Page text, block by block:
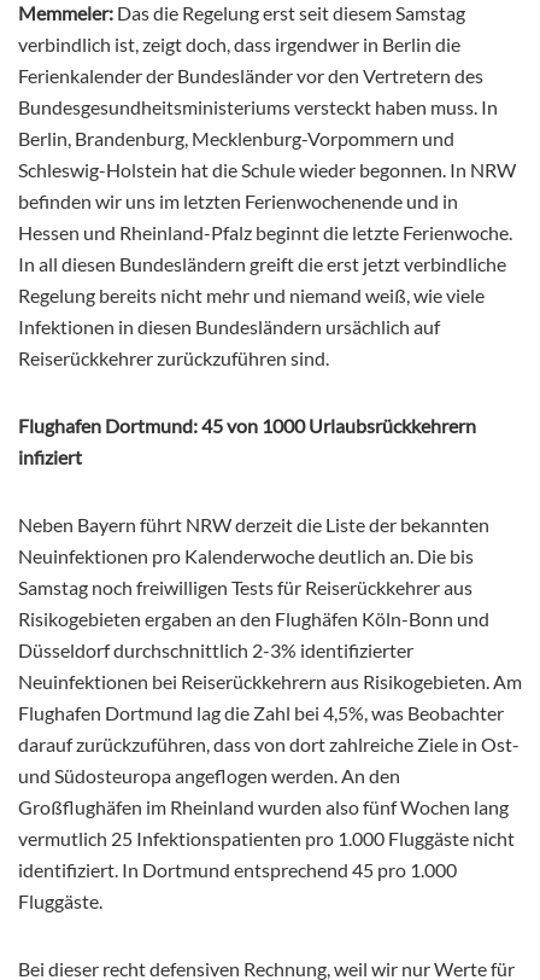
Memmeler: Das die Regelung erst seit diesem Samstag
verbindlich ist, zeigt doch, dass irgendwer in Berlin die
Ferienkalender der Bundesländer vor den Vertretern des
Bundesgesundheitsministeriums versteckt haben muss. In
Berlin, Brandenburg, Mecklenburg-Vorpommern und
Schleswig-Holstein hat die Schule wieder begonnen. In NRW
befinden wir uns im letzten Ferienwochenende und in
Hessen und Rheinland-Pfalz beginnt die letzte Ferienwoche.
In all diesen Bundesländern greift die erst jetzt verbindliche
Regelung bereits nicht mehr und niemand weiß, wie viele
Infektionen in diesen Bundesländern ursächlich auf
Reiserückkehrer zurückzuführen sind.
Flughafen Dortmund: 45 von 1000 Urlaubsrückkehrern
infiziert
Neben Bayern führt NRW derzeit die Liste der bekannten
Neuinfektionen pro Kalenderwoche deutlich an. Die bis
Samstag noch freiwilligen Tests für Reiserückkehrer aus
Risikogebieten ergaben an den Flughäfen Köln-Bonn und
Düsseldorf durchschnittlich 2-3% identifizierter
Neuinfektionen bei Reiserückkehrern aus Risikogebieten. Am
Flughafen Dortmund lag die Zahl bei 4,5%, was Beobachter
darauf zurückzuführen, dass von dort zahlreiche Ziele in Ost-
und Südosteuropa angeflogen werden. An den
Großflughäfen im Rheinland wurden also fünf Wochen lang
vermutlich 25 Infektionspatienten pro 1.000 Fluggäste nicht
identifiziert. In Dortmund entsprechend 45 pro 1.000
Fluggäste.
Bei dieser recht defensiven Rechnung, weil wir nur Werte für